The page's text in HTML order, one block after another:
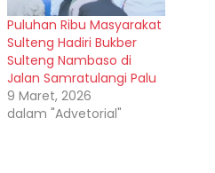
Puluhan Ribu Masyarakat
Sulteng Hadiri Bukber
Sulteng Nambaso di
Jalan Samratulangi Palu
9 Maret, 2026
dalam "Advetorial"